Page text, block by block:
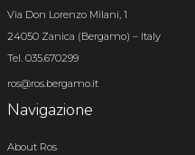
Via Don Lorenzo Milani, 1
24050 Zanica (Bergamo) – Italy
Tel. 035.670299
ros@ros.bergamo.it
Navigazione
About Ros